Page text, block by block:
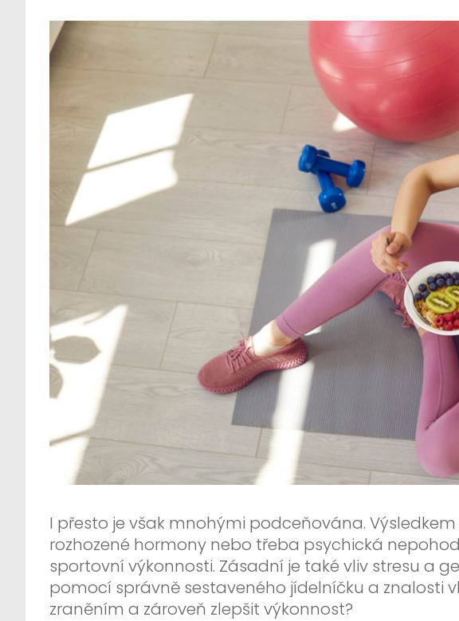
I přesto je však mnohými podceňována.
rozhozené hormony nebo třeba psychická
sportovní výkonnosti. Zásadní je také vliv stresu a
pomocí správně sestaveného jídelníčku a znalosti
zraněním a zároveň zlepšit výkonnost?